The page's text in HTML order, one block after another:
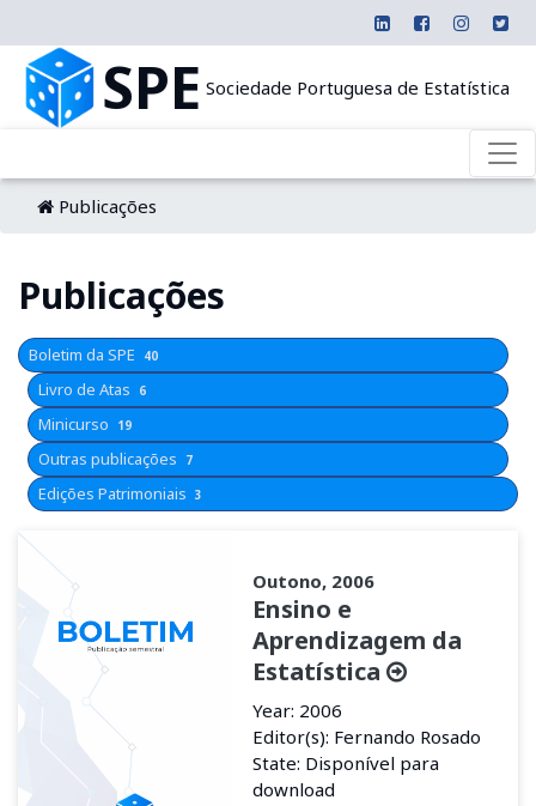
SPE Sociedade Portuguesa de Estatística
Publicações
Publicações
Boletim da SPE 40
Livro de Atas 6
Minicurso 19
Outras publicações 7
Edições Patrimoniais 3
Outono, 2006
Ensino e
Aprendizagem da
Estatística
Year: 2006
Editor(s): Fernando Rosado
State: Disponível para
download